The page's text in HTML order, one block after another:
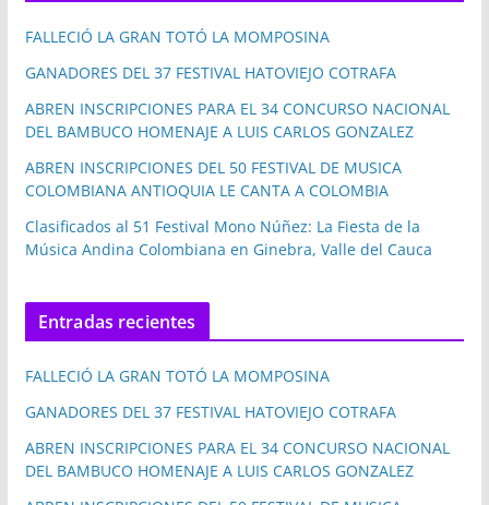
FALLECIÓ LA GRAN TOTÓ LA MOMPOSINA
GANADORES DEL 37 FESTIVAL HATOVIEJO COTRAFA
ABREN INSCRIPCIONES PARA EL 34 CONCURSO NACIONAL
DEL BAMBUCO HOMENAJE A LUIS CARLOS GONZALEZ
ABREN INSCRIPCIONES DEL 50 FESTIVAL DE MUSICA
COLOMBIANA ANTIOQUIA LE CANTA A COLOMBIA
Clasificados al 51 Festival Mono Núñez: La Fiesta de la
Música Andina Colombiana en Ginebra, Valle del Cauca
Entradas recientes
FALLECIÓ LA GRAN TOTÓ LA MOMPOSINA
GANADORES DEL 37 FESTIVAL HATOVIEJO COTRAFA
ABREN INSCRIPCIONES PARA EL 34 CONCURSO NACIONAL
DEL BAMBUCO HOMENAJE A LUIS CARLOS GONZALEZ